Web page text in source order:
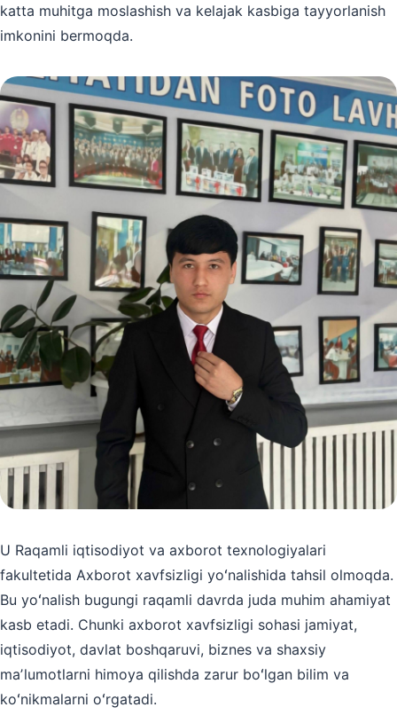
katta muhitga moslashish va kelajak kasbiga tayyorlanish
imkonini bermoqda.
U Raqamli iqtisodiyot va axborot texnologiyalari
fakultetida Axborot xavfsizligi yoʻnalishida tahsil olmoqda.
Bu yoʻnalish bugungi raqamli davrda juda muhim ahamiyat
kasb etadi. Chunki axborot xavfsizligi sohasi jamiyat,
iqtisodiyot, davlat boshqaruvi, biznes va shaxsiy
maʼlumotlarni himoya qilishda zarur boʻlgan bilim va
koʻnikmalarni oʻrgatadi.